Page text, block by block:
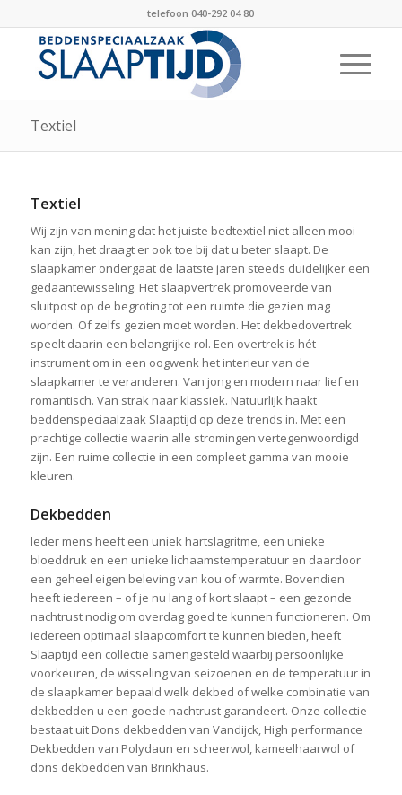
telefoon 040-292 04 80
Textiel
Textiel
Wij zijn van mening dat het juiste bedtextiel niet alleen mooi
kan zijn, het draagt er ook toe bij dat u beter slaapt. De
slaapkamer ondergaat de laatste jaren steeds duidelijker een
gedaantewisseling. Het slaapvertrek promoveerde van
sluitpost op de begroting tot een ruimte die gezien mag
worden. Of zelfs gezien moet worden. Het dekbedovertrek
speelt daarin een belangrijke rol. Een overtrek is hét
instrument om in een oogwenk het interieur van de
slaapkamer te veranderen. Van jong en modern naar lief en
romantisch. Van strak naar klassiek. Natuurlijk haakt
beddenspeciaalzaak Slaaptijd op deze trends in. Met een
prachtige collectie waarin alle stromingen vertegenwoordigd
zijn. Een ruime collectie in een compleet gamma van mooie
kleuren.
Dekbedden
Ieder mens heeft een uniek hartslagritme, een unieke
bloeddruk en een unieke lichaamstemperatuur en daardoor
een geheel eigen beleving van kou of warmte. Bovendien
heeft iedereen – of je nu lang of kort slaapt – een gezonde
nachtrust nodig om overdag goed te kunnen functioneren. Om
iedereen optimaal slaapcomfort te kunnen bieden, heeft
Slaaptijd een collectie samengesteld waarbij persoonlijke
voorkeuren, de wisseling van seizoenen en de temperatuur in
de slaapkamer bepaald welk dekbed of welke combinatie van
dekbedden u een goede nachtrust garandeert. Onze collectie
bestaat uit Dons dekbedden van Vandijck, High performance
Dekbedden van Polydaun en scheerwol, kameelhaarwol of
dons dekbedden van Brinkhaus.